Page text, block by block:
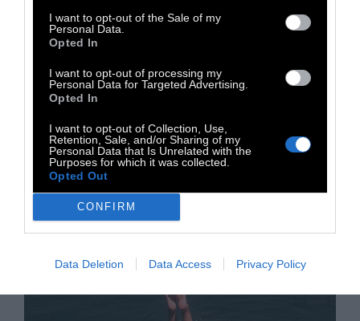
I want to opt-out of the Sale of my
Personal Data.
Opted In
I want to opt-out of processing my
Personal Data for Targeted Advertising.
Opted In
I want to opt-out of Collection, Use,
Retention, Sale, and/or Sharing of my
Personal Data that Is Unrelated with the
Purposes for which it was collected.
Opted Out
CONFIRM
Data Deletion Data Access Privacy Policy
Φινλανδία: Στα σχολεία
μαθαίνουν πώς να εντοπίζουν
fake news
Η εκπαίδευση της Φινλανδίας θεωρείται από
τις κορυφαίες στον κόσμο και το
επιβεβαιώνει για άλλη μια φορά
19 Ιανουαρίου 2023